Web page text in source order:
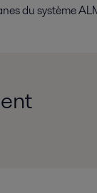
du système